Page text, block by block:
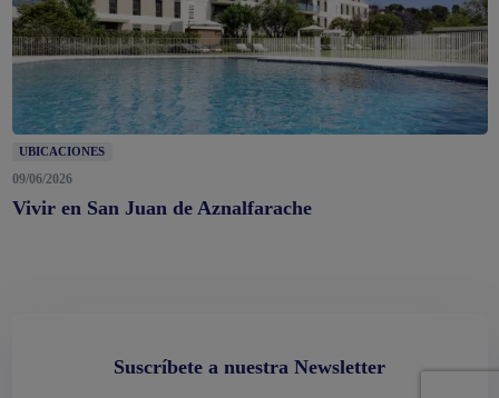
UBICACIONES
09/06/2026
Vivir en San Juan de Aznalfarache
Suscríbete a nuestra Newsletter